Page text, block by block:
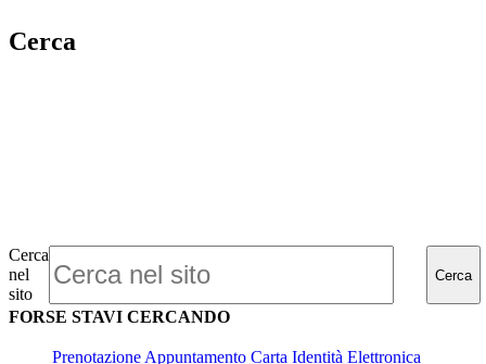
Cerca
Cerca
nel
sito
Cerca
FORSE STAVI CERCANDO
Prenotazione Appuntamento Carta Identità Elettronica